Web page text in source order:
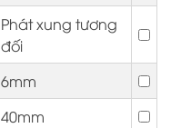
Phát xung tương
đối
6mm
40mm